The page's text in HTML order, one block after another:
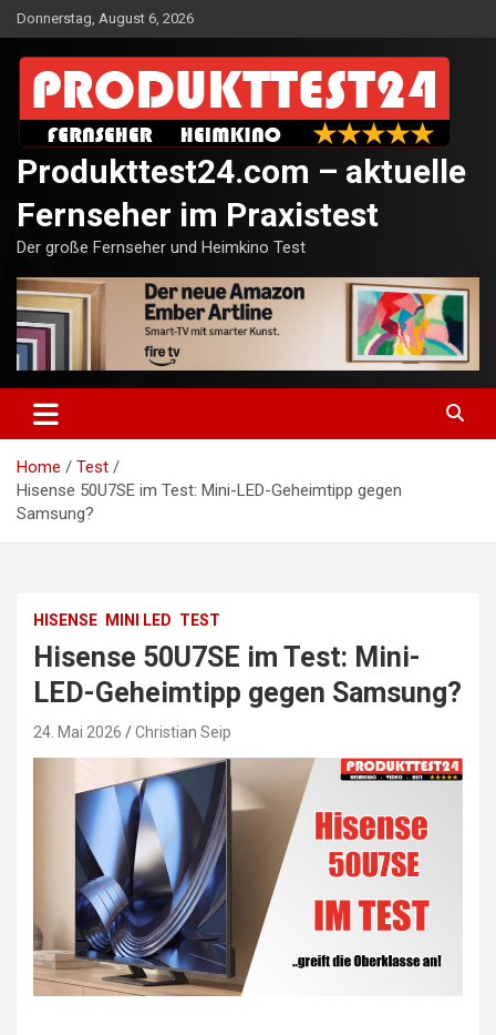
Skip
to
content
Donnerstag, August 6, 2026
Produkttest24.com – aktuelle
Fernseher im Praxistest
Der große Fernseher und Heimkino Test
Home
Test
Hisense 50U7SE im Test: Mini-LED-Geheimtipp gegen
Samsung?
HISENSE MINI LED TEST
Hisense 50U7SE im Test: Mini-
LED-Geheimtipp gegen Samsung?
24. Mai 2026 Christian Seip